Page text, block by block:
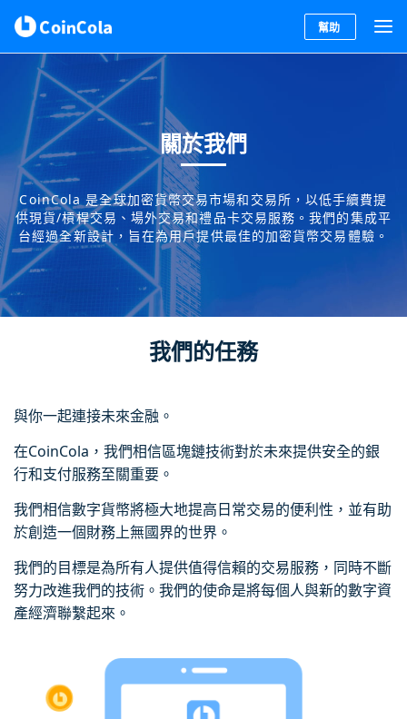
幫助
關於我們
CoinCola 是全球加密貨幣交易市場和交易所，以低手續費提
供現貨/槓桿交易、場外交易和禮品卡交易服務。我們的集成平
台經過全新設計，旨在為用戶提供最佳的加密貨幣交易體驗。
我們的任務
與你一起連接未來金融。
在CoinCola，我們相信區塊鏈技術對於未來提供安全的銀
行和支付服務至關重要。
我們相信數字貨幣將極大地提高日常交易的便利性，並有助
於創造一個財務上無國界的世界。
我們的目標是為所有人提供值得信賴的交易服務，同時不斷
努力改進我們的技術。我們的使命是將每個人與新的數字資
產經濟聯繫起來。